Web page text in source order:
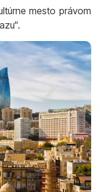
mesto právom